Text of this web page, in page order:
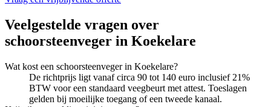
Veelgestelde vragen over
schoorsteenveger in Koekelare
Wat kost een schoorsteenveger in Koekelare?
De richtprijs ligt vanaf circa 90 tot 140 euro inclusief 21%
BTW voor een standaard veegbeurt met attest. Toeslagen
gelden bij moeilijke toegang of een tweede kanaal.